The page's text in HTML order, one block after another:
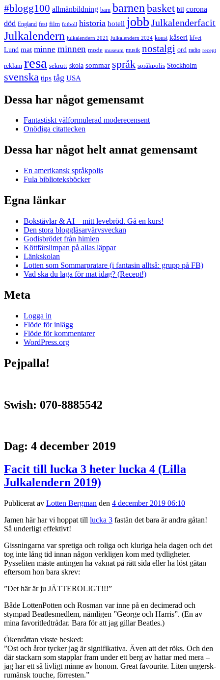
#blogg100 allmänbildning barn barnen basket bil corona
död England fest film fotboll historia hotell jobb Julkalenderfacit
Julkalendern julkalendern 2021 Julkalendern 2024 konst kåseri lifvet
Lund mat minne minnen mode museum musik nostalgi ord radio recept
reklam resa sekrutt skola sommar språk språkpolis Stockholm
svenska tips tåg USA
Dessa har något gemensamt
Fantastiskt välformulerad moderecensent
Onödiga citattecken
Dessa har något helt annat gemensamt
En amerikansk språkpolis
Fula biblioteksböcker
Egna länkar
Bokstävlar & AI – mitt levebröd. Gå en kurs!
Den stora bloggläsarvärvsveckan
Godisbrödet från himlen
Köttfärslimpan på allas läppar
Länkskolan
Lotten som Sommarpratare (i fantasin alltså: grupp på FB)
Vad ska du laga för mat idag? (Recept!)
Meta
Logga in
Flöde för inlägg
Flöde för kommentarer
WordPress.org
Pejpalla!
Swish: 070-8885542
Dag: 4 december 2019
Facit till lucka 3 heter lucka 4 (Lilla
Julkalendern 2019)
Publicerat av Lotten Bergman den 4 december 2019 06:10
Jamen här har vi hoppat till lucka 3 fastän det bara är andra gåtan!
Så underligt effektivt!
Gissningarna var spretiga och roliga och kluriga hela dagen och det
tog inte lång tid innan någon verkligen kom med tydligheter.
Pysseliten måste antingen ha vaknat på rätt sida eller ha löst gåtan
eftersom hon bara skrev:
”Det här är ju JÄTTEROLIGT!!!”
Både LottenPotten och Rosman var inne på en decimerad och
stympad Beatlesmedlem, nämligen ”George och Harris”. (En av
mina favoritledtrådar. Bara för att jag gillar Beatles.)
Ökenråttan visste besked:
”Ost och åror tycker jag är signifikativa. Även att det röks. Och den
där stackarn som stapplar fram under ett berg av hattar med mera –
jag har ett så livligt minne av honom. Great favourite. Liten ungersk-
rumänsk touche, förresten.”